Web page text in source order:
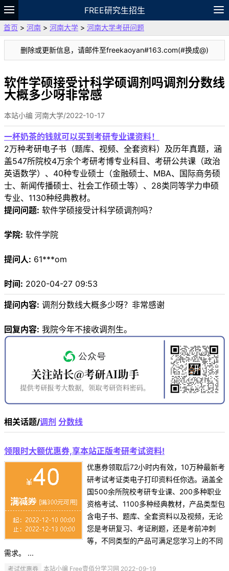
FREE研究生招生
题库
故事 专题 APP 笔记
VIP
资料
首页 > 河南 > 河南大学 > 河南大学考研问题
删除或更新信息，请邮件至freekaoyan#163.com(#换成@)
软件学硕接受计科学硕调剂吗调剂分数线
大概多少呀非常感
本站小编 河南大学/2022-10-17
一杯奶茶的钱就可以买到考研专业课资料！
2万种考研电子书（题库、视频、全套资料）及历年真题，涵
盖547所院校4万余个考研考博专业科目、考研公共课（政治
英语数学）、40种专业硕士（金融硕士、MBA、国际商务硕
士、新闻传播硕士、社会工作硕士等）、28类同等学力申硕
专业、1130种经典教材。
提问问题: 软件学硕接受计科学硕调剂吗？
学院: 软件学院
提问人: 61***om
时间: 2020-04-27 09:53
提问内容: 调剂分数线大概多少呀？非常感谢
回复内容: 我院今年不接收调剂生。
相关话题/调剂 分数线
领限时大额优惠券,享本站正版考研考试资料!
优惠券领取后72小时内有效，10万种最新考
研考试考证类电子打印资料任你选。涵盖全
国500余所院校考研专业课、200多种职业
资格考试、1100多种经典教材，产品类型包
含电子书、题库、全套资料以及视频，无论
您是考研复习、考证刷题，还是考前冲刺
等，不同类型的产品可满足您学习上的不同
需求。 ...
考试优惠券 本站小编 Free壹佰分学习网 2022-09-19